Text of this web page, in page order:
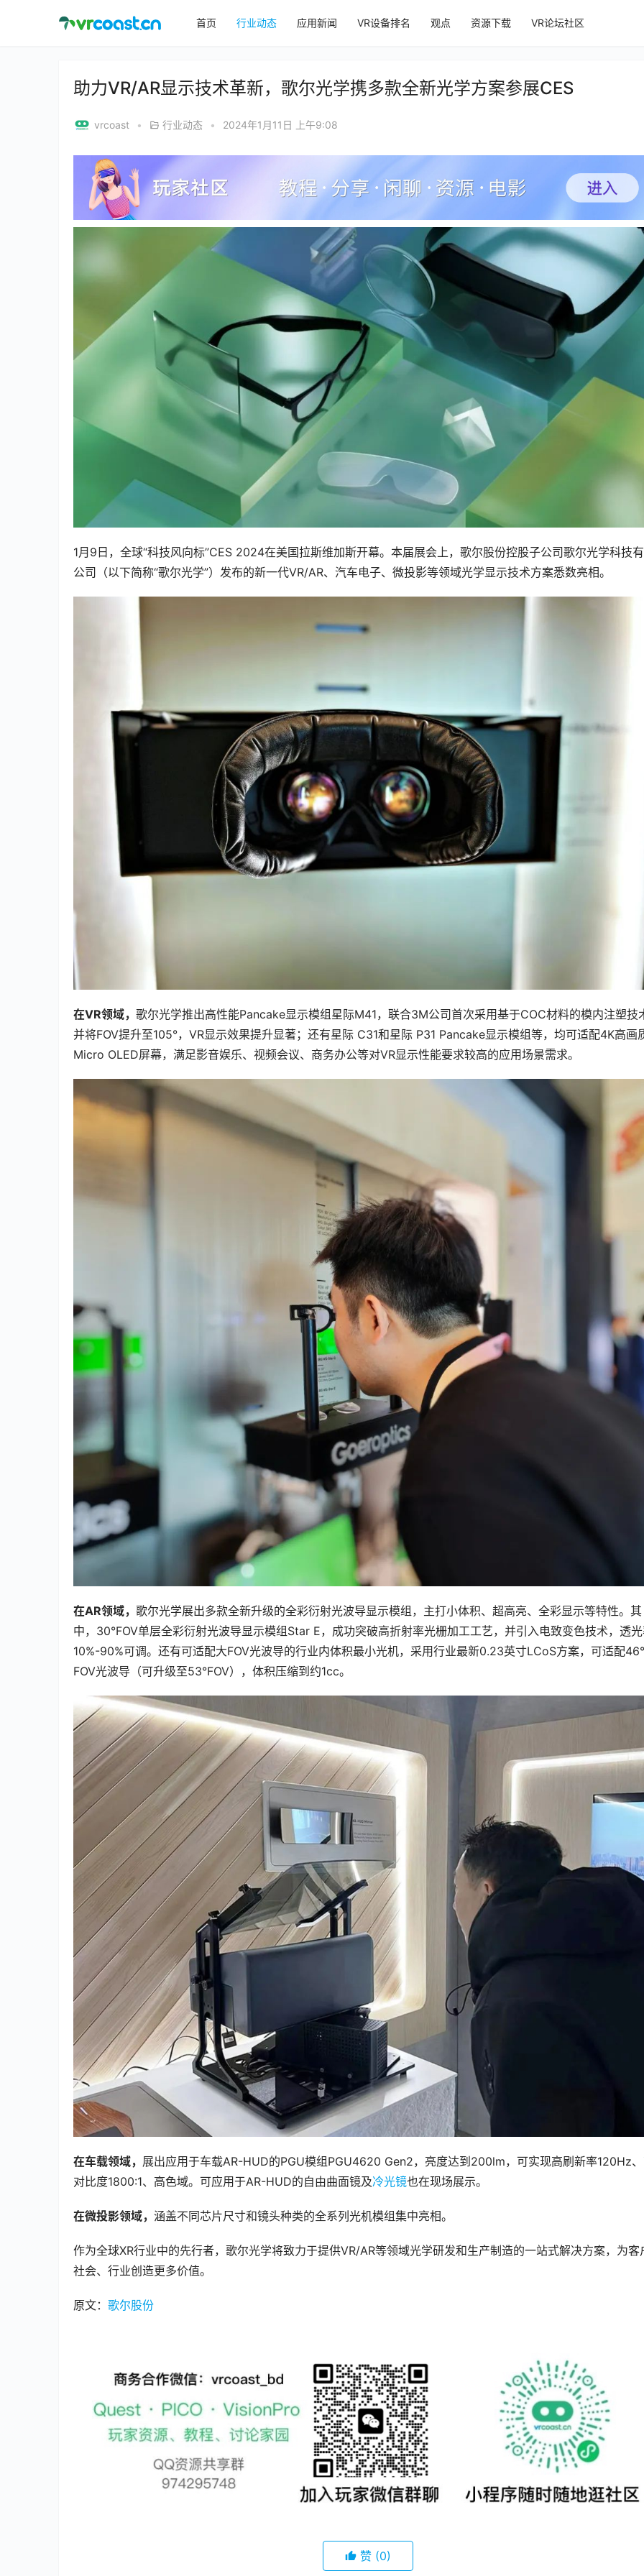
首页 行业动态 应用新闻 VR设备排名 观点 资源下载 VR论坛社区
助力VR/AR显示技术革新，歌尔光学携多款全新光学方案参展CES
vrcoast • 行业动态 • 2024年1月11日 上午9:08
1月9日，全球“科技风向标”CES 2024在美国拉斯维加斯开幕。本届展会上，歌尔股份控股子公司歌尔光学科技
公司（以下简称“歌尔光学”）发布的新一代VR/AR、汽车电子、微投影等领域光学显示技术方案悉数亮相。
在VR领域， 歌尔光学推出高性能Pancake显示模组星际M41，联合3M公司首次采用基于COC材料的模内注塑技
并将FOV提升至105°，VR显示效果提升显著；还有星际 C31和星际 P31 Pancake显示模组等，均可适配4K高画
Micro OLED屏幕，满足影音娱乐、视频会议、商务办公等对VR显示性能要求较高的应用场景需求。
在AR领域， 歌尔光学展出多款全新升级的全彩衍射光波导显示模组，主打小体积、超高亮、全彩显示等特性。其
中，30°FOV单层全彩衍射光波导显示模组Star E，成功突破高折射率光栅加工工艺，并引入电致变色技术，透
10%-90%可调。还有可适配大FOV光波导的行业内体积最小光机，采用行业最新0.23英寸LCoS方案，可适配
FOV光波导（可升级至53°FOV），体积压缩到约1cc。
在车载领域， 展出应用于车载AR-HUD的PGU模组PGU4620 Gen2，亮度达到200lm，可实现高刷新率120Hz
对比度1800:1、高色域。可应用于AR-HUD的自由曲面镜及冷光镜也在现场展示。
在微投影领域， 涵盖不同芯片尺寸和镜头种类的全系列光机模组集中亮相。
作为全球XR行业中的先行者，歌尔光学将致力于提供VR/AR等领域光学研发和生产制造的一站式解决方案，为客
社会、行业创造更多价值。
原文： 歌尔股份
赞 (0)